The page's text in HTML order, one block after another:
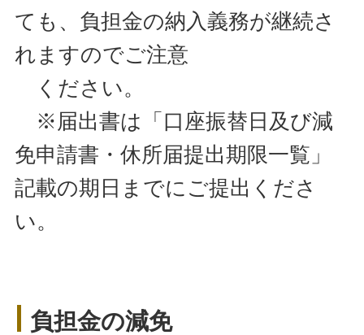
ても、負担金の納入義務が継続さ
れますのでご注意
ください。
※届出書は「口座振替日及び減
免申請書・休所届提出期限一覧」
記載の期日までにご提出くださ
い。
負担金の減免